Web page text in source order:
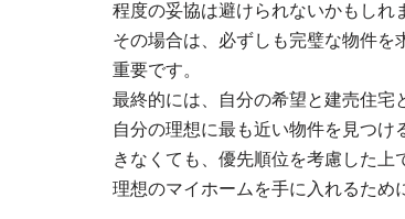
程度の妥協は避けられないかもしれ
その場合は、必ずしも完璧な物件
重要です。
最終的には、自分の希望と建売住宅
自分の理想に最も近い物件を見つ
きなくても、優先順位を考慮した上
理想のマイホームを手に入れるため